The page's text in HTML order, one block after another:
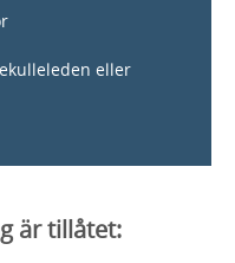
eller
är tillåtet: